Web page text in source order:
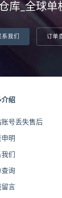
库_全球单
系我们 订单
介绍
账号丢失售后
明
们
查询
言